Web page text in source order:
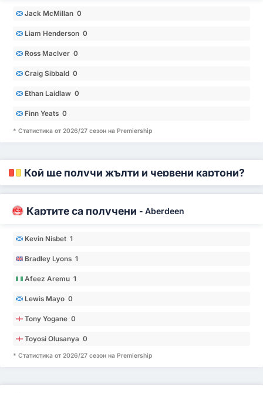
Jack McMillan 0
Liam Henderson 0
Ross MacIver 0
Craig Sibbald 0
Ethan Laidlaw 0
Finn Yeats 0
* Статистика от 2026/27 сезон на Premiership
Кой ще получи жълти и червени картони?
Картите са получени - Aberdeen
Kevin Nisbet 1
Bradley Lyons 1
Afeez Aremu 1
Lewis Mayo 0
Tony Yogane 0
Toyosi Olusanya 0
* Статистика от 2026/27 сезон на Premiership